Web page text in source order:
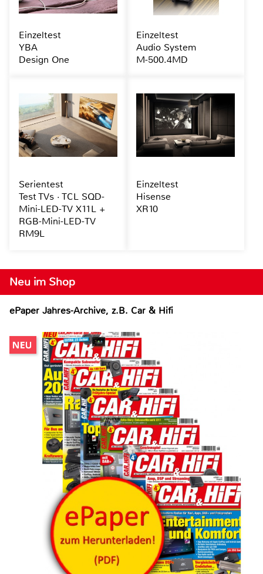
Neu im Shop
ePaper Jahres-Archive, z.B. Car & Hifi
Einzeltest
YBA
Design One
Einzeltest
Audio System
M-500.4MD
Serientest
Test TVs · TCL SQD-
Mini-LED-TV X11L +
RGB-Mini-LED-TV
RM9L
Einzeltest
Hisense
XR10